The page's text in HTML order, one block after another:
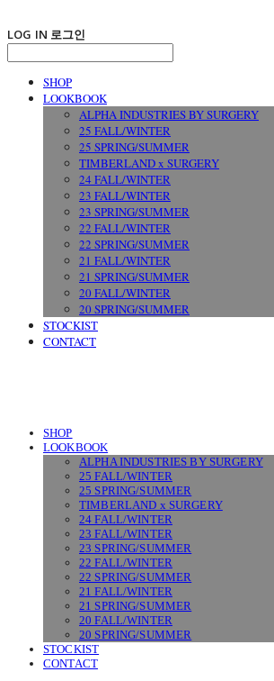
LOG IN 로그인
SHOP
LOOKBOOK
ALPHA INDUSTRIES BY SURGERY
25 FALL/WINTER
25 SPRING/SUMMER
TIMBERLAND x SURGERY
24 FALL/WINTER
23 FALL/WINTER
23 SPRING/SUMMER
22 FALL/WINTER
22 SPRING/SUMMER
21 FALL/WINTER
21 SPRING/SUMMER
20 FALL/WINTER
20 SPRING/SUMMER
STOCKIST
CONTACT
SHOP
LOOKBOOK
ALPHA INDUSTRIES BY SURGERY
25 FALL/WINTER
25 SPRING/SUMMER
TIMBERLAND x SURGERY
24 FALL/WINTER
23 FALL/WINTER
23 SPRING/SUMMER
22 FALL/WINTER
22 SPRING/SUMMER
21 FALL/WINTER
21 SPRING/SUMMER
20 FALL/WINTER
20 SPRING/SUMMER
STOCKIST
CONTACT